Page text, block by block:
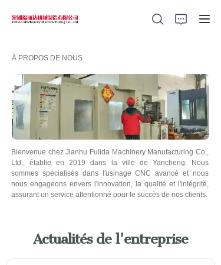
À PROPOS DE NOUS
Bienvenue chez Jianhu Fulida Machinery Manufacturing Co.,
Ltd., établie en 2019 dans la ville de Yancheng. Nous
sommes spécialisés dans l'usinage CNC avancé et nous
nous engageons envers l'innovation, la qualité et l'intégrité,
assurant un service attentionné pour le succès de nos clients.
Actualités de l'entreprise
Home
Products
About Us
News